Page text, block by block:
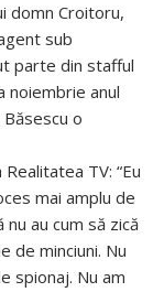
domn Croitoru,
sub
parte din stafful
noiembrie anul
o
TV: “Eu
mai amplu de
au cum să zică
de minciuni. Nu
spionaj. Nu am